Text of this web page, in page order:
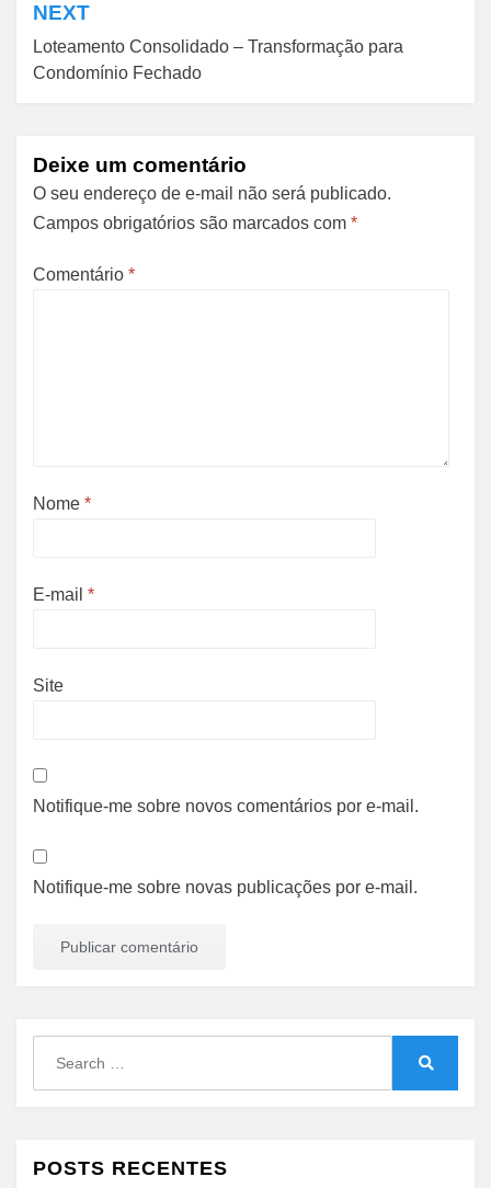
NEXT
Loteamento Consolidado – Transformação para
Condomínio Fechado
Deixe um comentário
O seu endereço de e-mail não será publicado.
Campos obrigatórios são marcados com *
Comentário *
Nome *
E-mail *
Site
Notifique-me sobre novos comentários por e-mail.
Notifique-me sobre novas publicações por e-mail.
POSTS RECENTES